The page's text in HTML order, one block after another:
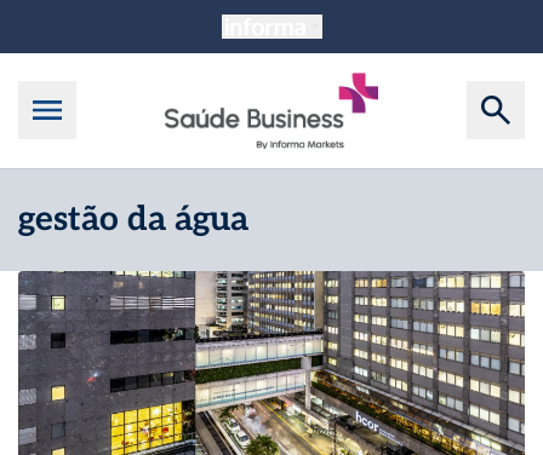
gestão da água